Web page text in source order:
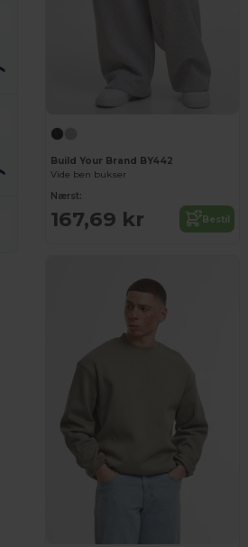
Build Your Brand BY442
Vide ben bukser
Nærst:
167,69 kr Bestil